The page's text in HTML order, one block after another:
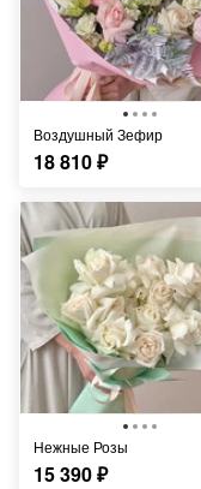
Воздушный Зефир
18 810₽
Нежные Розы
15 390₽